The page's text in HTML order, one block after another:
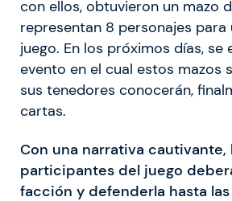
con ellos, obtuvieron un mazo
representan 8 personajes para
juego. En los próximos días, se
evento en el cual estos mazos
sus tenedores conocerán,
cartas.
Con una narrativa cautivante,
participantes del juego
facción y defenderla hasta